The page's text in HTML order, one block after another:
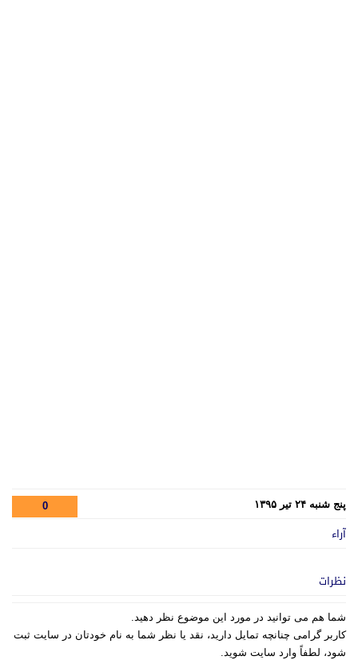
پنج شنبه ۲۴ تیر ۱۳۹۵ 0
آراء
نظرات
شما هم می توانید در مورد این موضوع نظر دهید.
کاربر گرامی چنانچه تمایل دارید، نقد یا نظر شما به نام خودتان در سایت ثبت
شود، لطفاً وارد سایت شوید.